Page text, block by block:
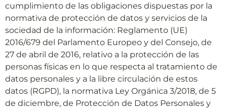
cumplimiento de las obligaciones dispuestas por la
normativa de protección de datos y servicios de la
sociedad de la información: Reglamento (UE)
2016/679 del Parlamento Europeo y del Consejo, de
27 de abril de 2016, relativo a la protección de las
personas físicas en lo que respecta al tratamiento de
datos personales y a la libre circulación de estos
datos (RGPD), la normativa Ley Orgánica 3/2018, de 5
de diciembre, de Protección de Datos Personales y